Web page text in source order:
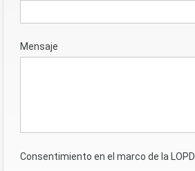
Mensaje
Consentimiento en el marco de la LOPD